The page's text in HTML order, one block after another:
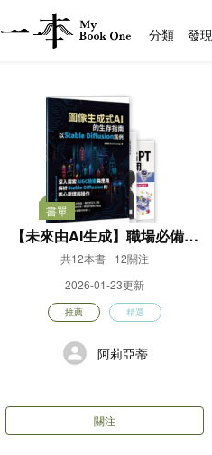
書單
【未來由AI生成】職場必備AI
技術
共12本書
12關注
2026-01-23更新
推薦 精選
阿莉亞蒂
關注
分類 發現